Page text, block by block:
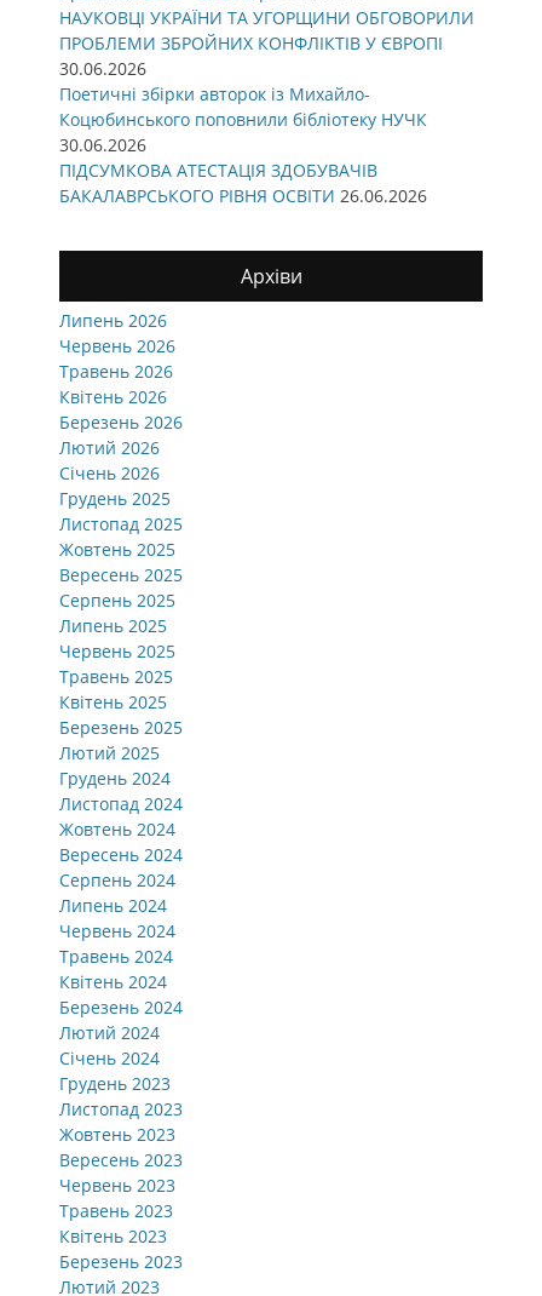
НАУКОВЦІ УКРАЇНИ ТА УГОРЩИНИ ОБГОВОРИЛИ
ПРОБЛЕМИ ЗБРОЙНИХ КОНФЛІКТІВ У ЄВРОПІ
30.06.2026
Поетичні збірки авторок із Михайло-
Коцюбинського поповнили бібліотеку НУЧК
30.06.2026
ПІДСУМКОВА АТЕСТАЦІЯ ЗДОБУВАЧІВ
БАКАЛАВРСЬКОГО РІВНЯ ОСВІТИ 26.06.2026
Архіви
Липень 2026
Червень 2026
Травень 2026
Квітень 2026
Березень 2026
Лютий 2026
Січень 2026
Грудень 2025
Листопад 2025
Жовтень 2025
Вересень 2025
Серпень 2025
Липень 2025
Червень 2025
Травень 2025
Квітень 2025
Березень 2025
Лютий 2025
Грудень 2024
Листопад 2024
Жовтень 2024
Вересень 2024
Серпень 2024
Липень 2024
Червень 2024
Травень 2024
Квітень 2024
Березень 2024
Лютий 2024
Січень 2024
Грудень 2023
Листопад 2023
Жовтень 2023
Вересень 2023
Червень 2023
Травень 2023
Квітень 2023
Березень 2023
Лютий 2023